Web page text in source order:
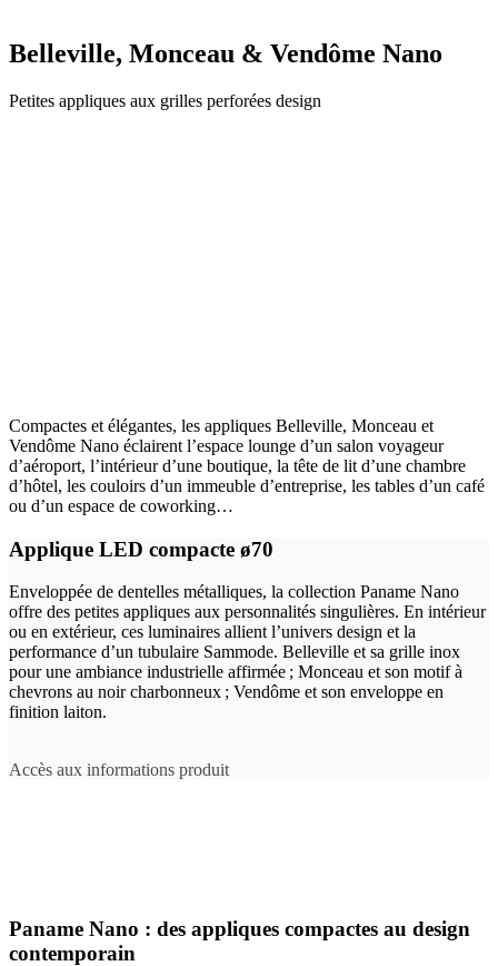
Belleville, Monceau & Vendôme Nano
Petites appliques aux grilles perforées design
Compactes et élégantes, les appliques Belleville, Monceau et
Vendôme Nano éclairent l’espace lounge d’un salon voyageur
d’aéroport, l’intérieur d’une boutique, la tête de lit d’une chambre
d’hôtel, les couloirs d’un immeuble d’entreprise, les tables d’un café
ou d’un espace de coworking…
Applique LED compacte ø70
Enveloppée de dentelles métalliques, la collection Paname Nano
offre des petites appliques aux personnalités singulières. En intérieur
ou en extérieur, ces luminaires allient l’univers design et la
performance d’un tubulaire Sammode. Belleville et sa grille inox
pour une ambiance industrielle affirmée ; Monceau et son motif à
chevrons au noir charbonneux ; Vendôme et son enveloppe en
finition laiton.
Accès aux informations produit
Paname Nano : des appliques compactes au design
contemporain